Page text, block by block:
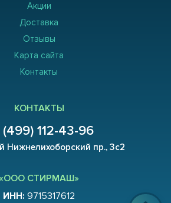
Акции
Доставка
Отзывы
Карта сайта
Контакты
КОНТАКТЫ
(499) 112-43-96
Нижнелихоборский пр., 3с2
СТИРМАШ»
ИНН: 9715317612